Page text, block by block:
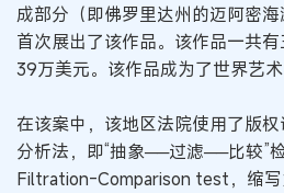
成部分（即佛罗里达州的迈阿密
首次展出了该作品。该作品一共
39万美元。该作品成为了世界艺术
在该案中，该地区法院使用了版
分析法，即“抽象──过滤──比较”
Filtration-Comparison test，缩